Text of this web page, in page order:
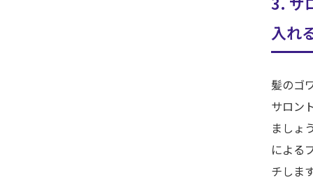
入れ
髪のゴ
サロン
ましょ
による
チしま